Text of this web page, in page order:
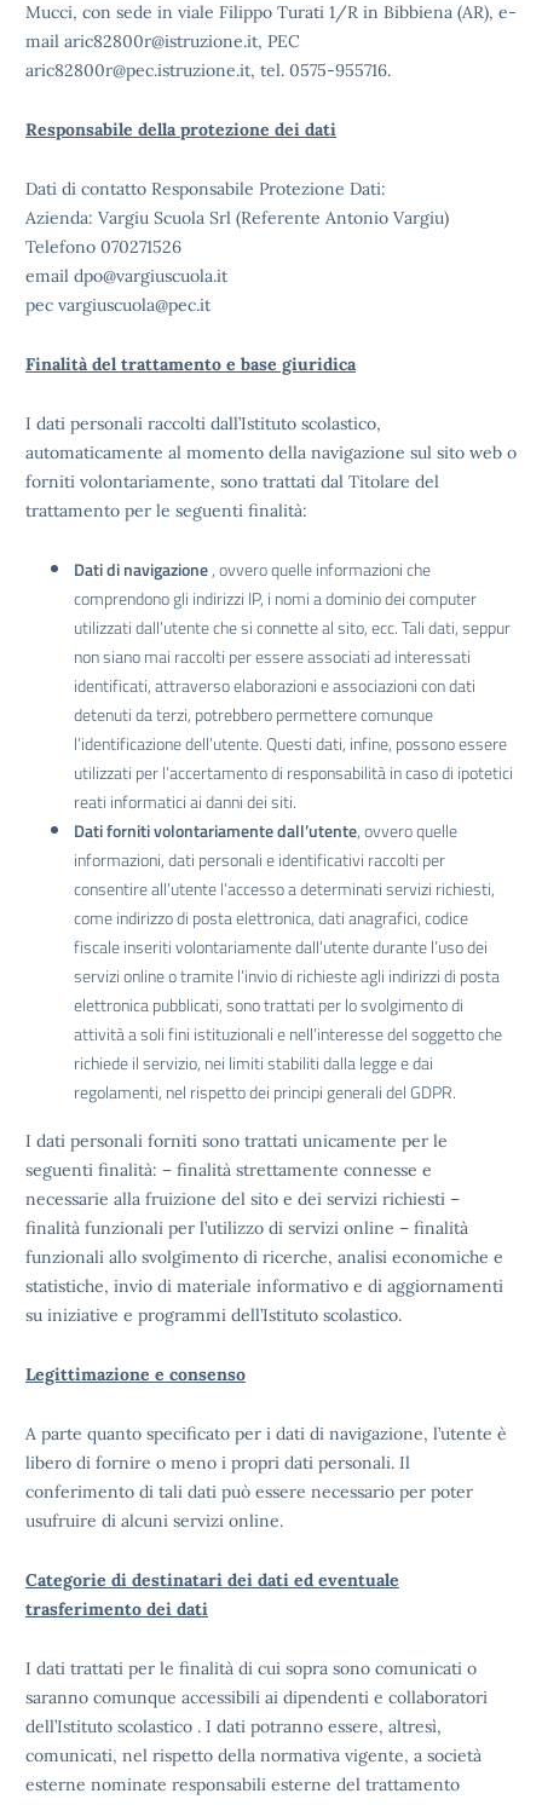
Mucci, con sede in viale Filippo Turati 1/R in Bibbiena (AR), e-
mail aric82800r@istruzione.it, PEC
aric82800r@pec.istruzione.it, tel. 0575-955716.
Responsabile della protezione dei dati
Dati di contatto Responsabile Protezione Dati:
Azienda: Vargiu Scuola Srl (Referente Antonio Vargiu)
Telefono 070271526
email dpo@vargiuscuola.it
pec vargiuscuola@pec.it
Finalità del trattamento e base giuridica
I dati personali raccolti dall’Istituto scolastico,
automaticamente al momento della navigazione sul sito web o
forniti volontariamente, sono trattati dal Titolare del
trattamento per le seguenti finalità:
Dati di navigazione, ovvero quelle informazioni che
comprendono gli indirizzi IP, i nomi a dominio dei computer
utilizzati dall’utente che si connette al sito, ecc. Tali dati, seppur
non siano mai raccolti per essere associati ad interessati
identificati, attraverso elaborazioni e associazioni con dati
detenuti da terzi, potrebbero permettere comunque
l’identificazione dell’utente. Questi dati, infine, possono essere
utilizzati per l’accertamento di responsabilità in caso di ipotetici
reati informatici ai danni dei siti.
Dati forniti volontariamente dall’utente, ovvero quelle
informazioni, dati personali e identificativi raccolti per
consentire all’utente l’accesso a determinati servizi richiesti,
come indirizzo di posta elettronica, dati anagrafici, codice
fiscale inseriti volontariamente dall’utente durante l’uso dei
servizi online o tramite l’invio di richieste agli indirizzi di posta
elettronica pubblicati, sono trattati per lo svolgimento di
attività a soli fini istituzionali e nell’interesse del soggetto che
richiede il servizio, nei limiti stabiliti dalla legge e dai
regolamenti, nel rispetto dei principi generali del GDPR.
I dati personali forniti sono trattati unicamente per le
seguenti finalità: – finalità strettamente connesse e
necessarie alla fruizione del sito e dei servizi richiesti –
finalità funzionali per l’utilizzo di servizi online – finalità
funzionali allo svolgimento di ricerche, analisi economiche e
statistiche, invio di materiale informativo e di aggiornamenti
su iniziative e programmi dell’Istituto scolastico.
Legittimazione e consenso
A parte quanto specificato per i dati di navigazione, l’utente è
libero di fornire o meno i propri dati personali. Il
conferimento di tali dati può essere necessario per poter
usufruire di alcuni servizi online.
Categorie di destinatari dei dati ed eventuale
trasferimento dei dati
I dati trattati per le finalità di cui sopra sono comunicati o
saranno comunque accessibili ai dipendenti e collaboratori
dell’Istituto scolastico . I dati potranno essere, altresì,
comunicati, nel rispetto della normativa vigente, a società
esterne nominate responsabili esterne del trattamento